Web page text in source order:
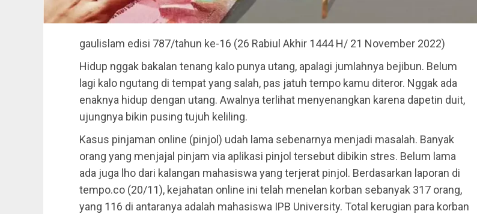
gaulislam edisi 787/tahun ke-16 (26 Rabiul Akhir 1444 H/ 21 November 2022)
Hidup nggak bakalan tenang kalo punya utang, apalagi jumlahnya bejibun. Belum
lagi kalo ngutang di tempat yang salah, pas jatuh tempo kamu diteror. Nggak ada
enaknya hidup dengan utang. Awalnya terlihat menyenangkan karena dapetin duit,
ujungnya bikin pusing tujuh keliling.
Kasus pinjaman online (pinjol) udah lama sebenarnya menjadi masalah. Banyak
orang yang menjajal pinjam via aplikasi pinjol tersebut dibikin stres. Belum lama
ada juga lho dari kalangan mahasiswa yang terjerat pinjol. Berdasarkan laporan di
tempo.co (20/11), kejahatan online ini telah menelan korban sebanyak 317 orang,
yang 116 di antaranya adalah mahasiswa IPB University. Total kerugian para korban